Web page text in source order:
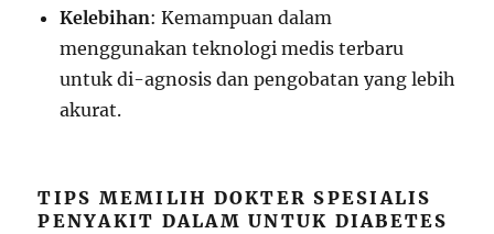
Kelebihan: Kemampuan dalam
menggunakan teknologi medis terbaru
untuk di-agnosis dan pengobatan yang lebih
akurat.
TIPS MEMILIH DOKTER SPESIALIS
PENYAKIT DALAM UNTUK DIABETES